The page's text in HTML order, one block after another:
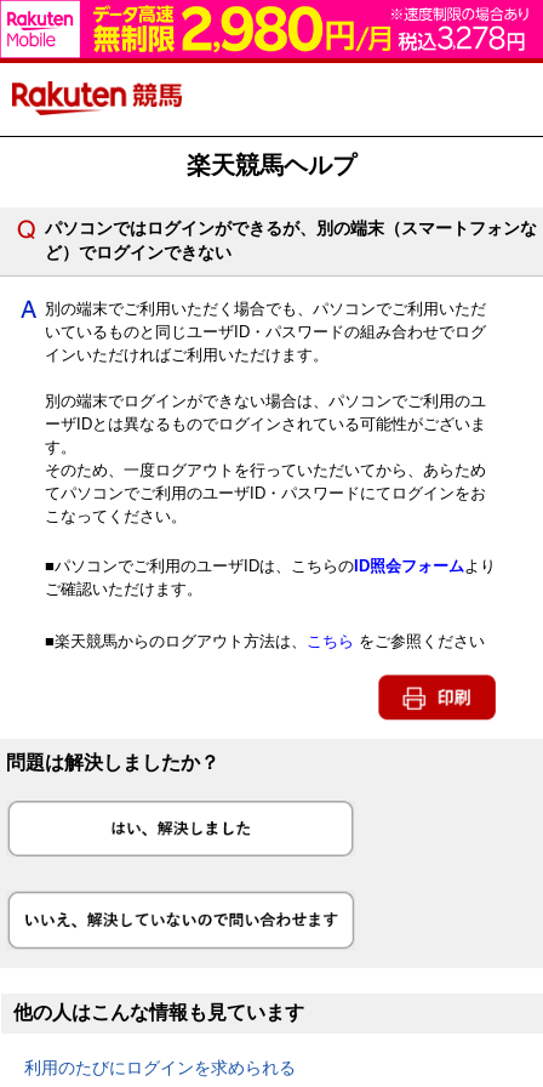
楽天競馬ヘルプ
パソコンではログインができるが、別の端末（スマートフォンな
ど）でログインできない
別の端末でご利用いただく場合でも、パソコンでご利用いただ
いているものと同じユーザID・パスワードの組み合わせでログ
インいただければご利用いただけます。
別の端末でログインができない場合は、パソコンでご利用のユ
ーザIDとは異なるものでログインされている可能性がございま
す。
そのため、 一度ログアウトを行っていただいてから、あらため
てパソコンでご利用のユーザID・パスワードにてログインをお
こなってください。
■パソコンでご利用のユーザIDは、こちらの ID照会フォーム より
ご確認いただけます。
■楽天競馬からのログアウト方法は、 こちら をご参照ください
問題は解決しましたか？
他の人はこんな情報も見ています
利用のたびにログインを求められる